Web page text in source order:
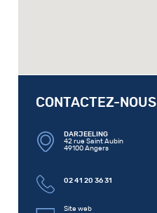
CONTACTEZ-NOUS
DARJEELING
42 rue Saint Aubin
49100 Angers
02 41 20 36 31
Site web